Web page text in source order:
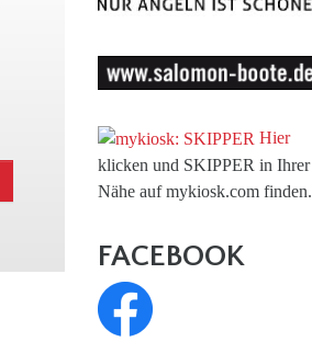
Hier
klicken und SKIPPER in Ihrer
Nähe auf mykiosk.com finden.
FACEBOOK